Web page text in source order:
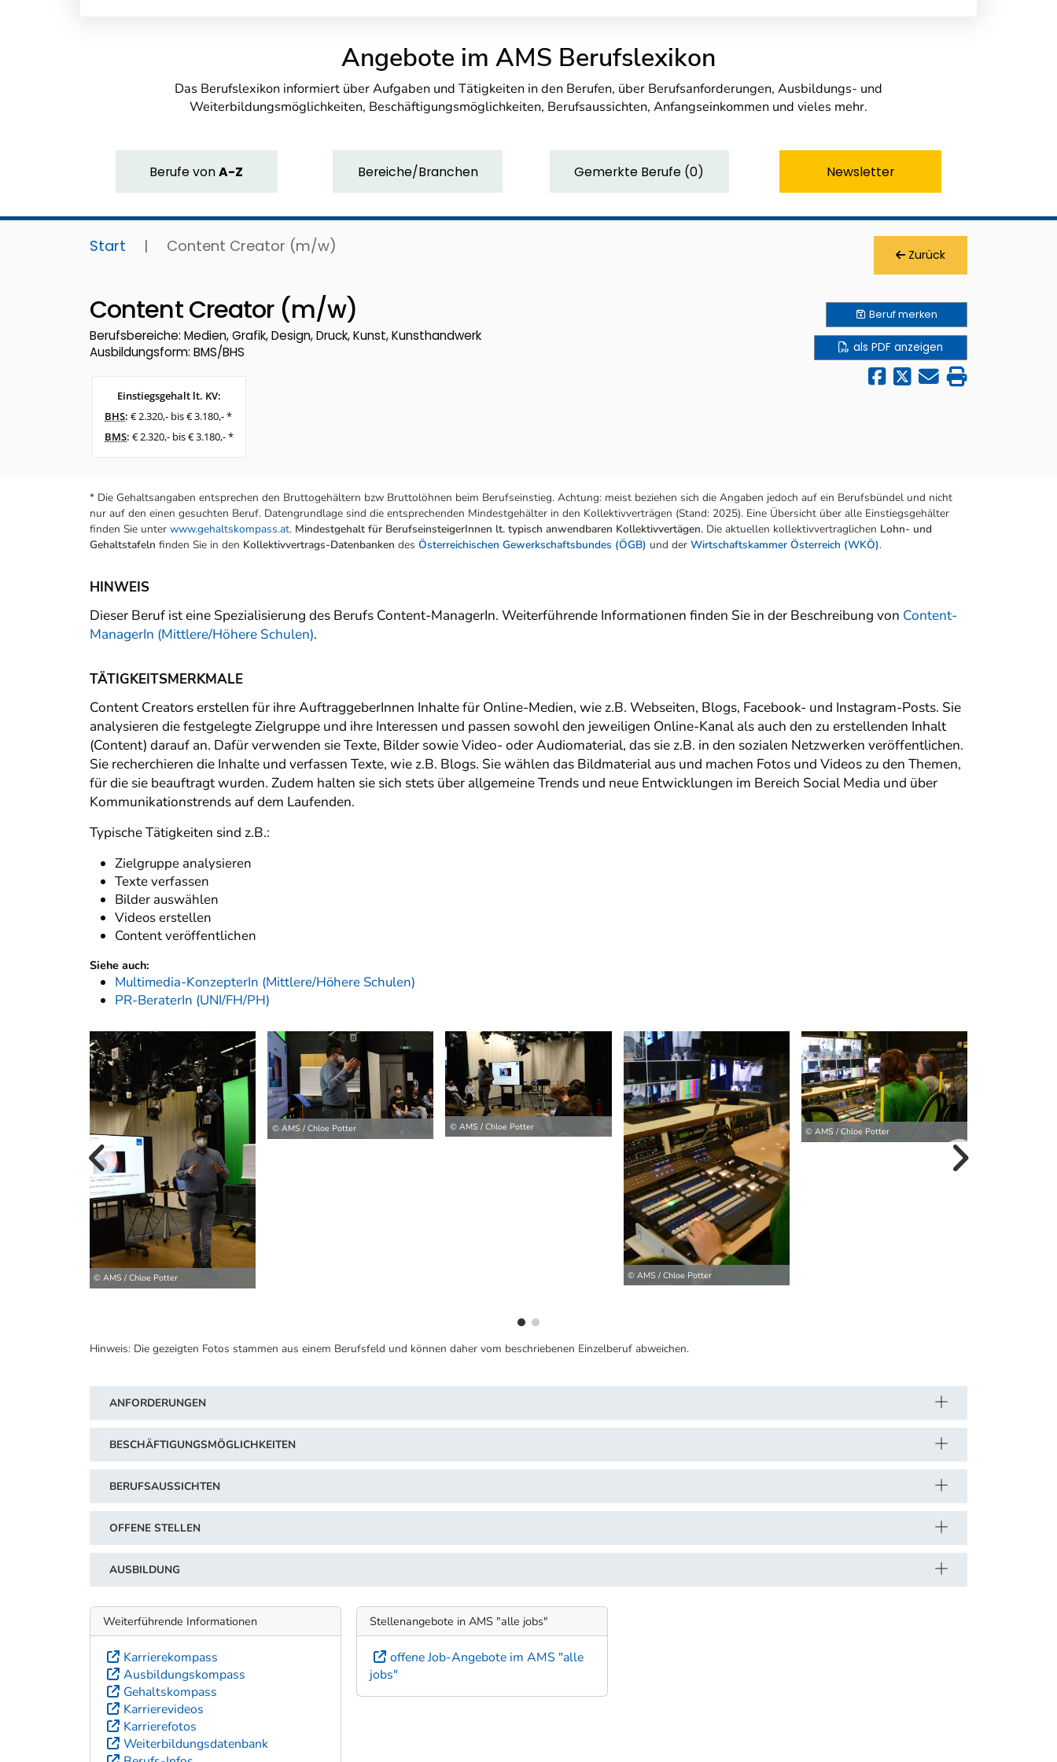
Angebote im AMS Berufslexikon
Das Berufslexikon informiert über Aufgaben und Tätigkeiten in den Berufen, über Berufsanforderungen, Ausbildungs- und
Weiterbildungsmöglichkeiten, Beschäftigungsmöglichkeiten, Berufsaussichten, Anfangseinkommen und vieles mehr.
BerufevonA-Z Bereiche/Branchen Gemerkte Berufe (0) Newsletter
Start | Content Creator (m/w) Zurück
Content Creator (m/w)
Berufsbereiche: Medien, Grafik, Design, Druck, Kunst, Kunsthandwerk
Ausbildungsform: BMS/BHS
Einstiegsgehalt lt. KV:
BHS: € 2.320,- bis € 3.180,- *
BMS: € 2.320,- bis € 3.180,- *
Berufmerken
als PDF anzeigen
* Die Gehaltsangaben entsprechen den Bruttogehältern bzw Bruttolöhnen beim Berufseinstieg. Achtung: meist beziehen sich die Angaben jedoch auf ein Berufsbündel und nicht
nur auf den einen gesuchten Beruf. Datengrundlage sind die entsprechenden Mindestgehälter in den Kollektivverträgen (Stand: 2025). Eine Übersicht über alle Einstiegsgehälter
finden Sie unter www.gehaltskompass.at. Mindestgehalt für BerufseinsteigerInnen lt. typisch anwendbaren Kollektivvertägen. Die aktuellen kollektivvertraglichen Lohn- und
Gehaltstafeln finden Sie in den Kollektivvertrags-Datenbanken des Österreichischen Gewerkschaftsbundes (ÖGB) und der Wirtschaftskammer Österreich (WKÖ).
HINWEIS
Dieser Beruf ist eine Spezialisierung des Berufs Content-ManagerIn. Weiterführende Informationen finden Sie in der Beschreibung von Content-
ManagerIn (Mittlere/Höhere Schulen).
TÄTIGKEITSMERKMALE
Content Creators erstellen für ihre AuftraggeberInnen Inhalte für Online-Medien, wie z.B. Webseiten, Blogs, Facebook- und Instagram-Posts. Sie
analysieren die festgelegte Zielgruppe und ihre Interessen und passen sowohl den jeweiligen Online-Kanal als auch den zu erstellenden Inhalt
(Content) darauf an. Dafür verwenden sie Texte, Bilder sowie Video- oder Audiomaterial, das sie z.B. in den sozialen Netzwerken veröffentlichen.
Sie recherchieren die Inhalte und verfassen Texte, wie z.B. Blogs. Sie wählen das Bildmaterial aus und machen Fotos und Videos zu den Themen,
für die sie beauftragt wurden. Zudem halten sie sich stets über allgemeine Trends und neue Entwicklungen im Bereich Social Media und über
Kommunikationstrends auf dem Laufenden.
Typische Tätigkeiten sind z.B.:
Zielgruppe analysieren
Texte verfassen
Bilder auswählen
Videos erstellen
Content veröffentlichen
Siehe auch:
Multimedia-KonzepterIn (Mittlere/Höhere Schulen)
PR-BeraterIn (UNI/FH/PH)
© AMS / Chloe Potter
© AMS / Chloe Potter © AMS / Chloe Potter
© AMS / Chloe Potter
© AMS / Chloe Potter
vorherige Bilder
Hinweis: Die gezeigten Fotos stammen aus einem Berufsfeld und können daher vom beschriebenen Einzelberuf abweichen.
ANFORDERUNGEN
BESCHÄFTIGUNGSMÖGLICHKEITEN
BERUFSAUSSICHTEN
OFFENE STELLEN
AUSBILDUNG
Weiterführende Informationen
Karrierekompass
Ausbildungskompass
Gehaltskompass
Karrierevideos
Karrierefotos
Weiterbildungsdatenbank
Stellenangebote in AMS "alle jobs"
offene Job-Angebote im AMS "alle
jobs"